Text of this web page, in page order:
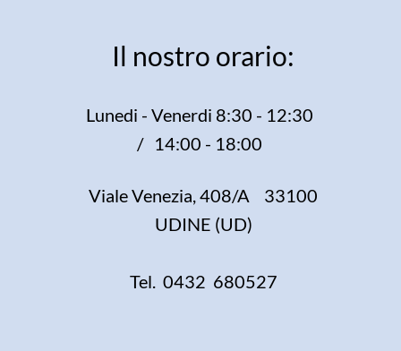
Il nostro orario:
Lunedi - Venerdi 8:30 - 12:30
/ 14:00 - 18:00
Viale Venezia, 408/A 33100
UDINE (UD)
Tel. 0432 680527